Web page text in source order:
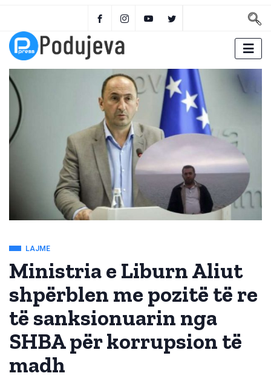
LAJME
Ministria e Liburn Aliut
shpërblen me pozitë të re
të sanksionuarin nga
SHBA për korrupsion të
madh